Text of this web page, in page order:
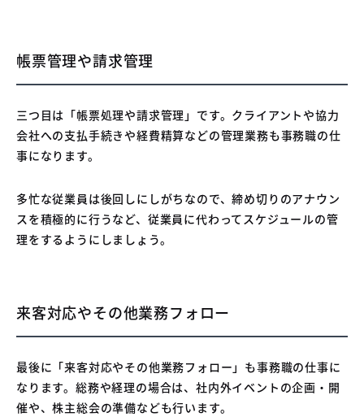
帳票管理や請求管理
三つ目は「帳票処理や請求管理」です。クライアントや協力
会社への支払手続きや経費精算などの管理業務も事務職の仕
事になります。
多忙な従業員は後回しにしがちなので、締め切りのアナウン
スを積極的に行うなど、従業員に代わってスケジュールの管
理をするようにしましょう。
来客対応やその他業務フォロー
最後に「来客対応やその他業務フォロー」も事務職の仕事に
なります。総務や経理の場合は、社内外イベントの企画・開
催や、株主総会の準備なども行います。